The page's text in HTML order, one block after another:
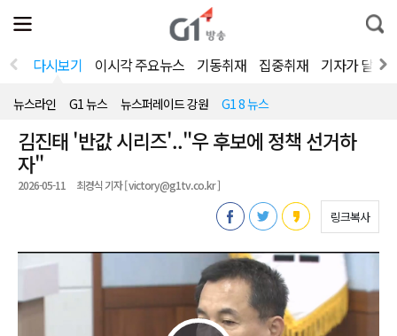
전
체
뉴
열
통
합
색
다시보기 이시각 주요뉴스 기동취재 집중취재 기자가 달려
뉴스라인 G1 뉴스 뉴스퍼레이드 강원 G1 8 뉴스
김진태 '반값 시리즈'.."우 후보에 정책 선거하
자"
2026-05-11 최경식 기자 [ victory@g1tv.co.kr ]
링크복사